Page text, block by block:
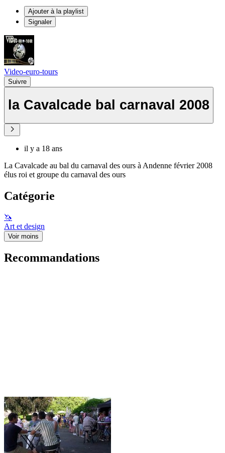
Ajouter à la playlist
Signaler
Video-euro-tours
Suivre
la Cavalcade bal carnaval 2008
il y a 18 ans
La Cavalcade au bal du carnaval des ours à Andenne février 2008
élus roi et groupe du carnaval des ours
Catégorie
🦄
Art et design
Voir moins
Recommandations